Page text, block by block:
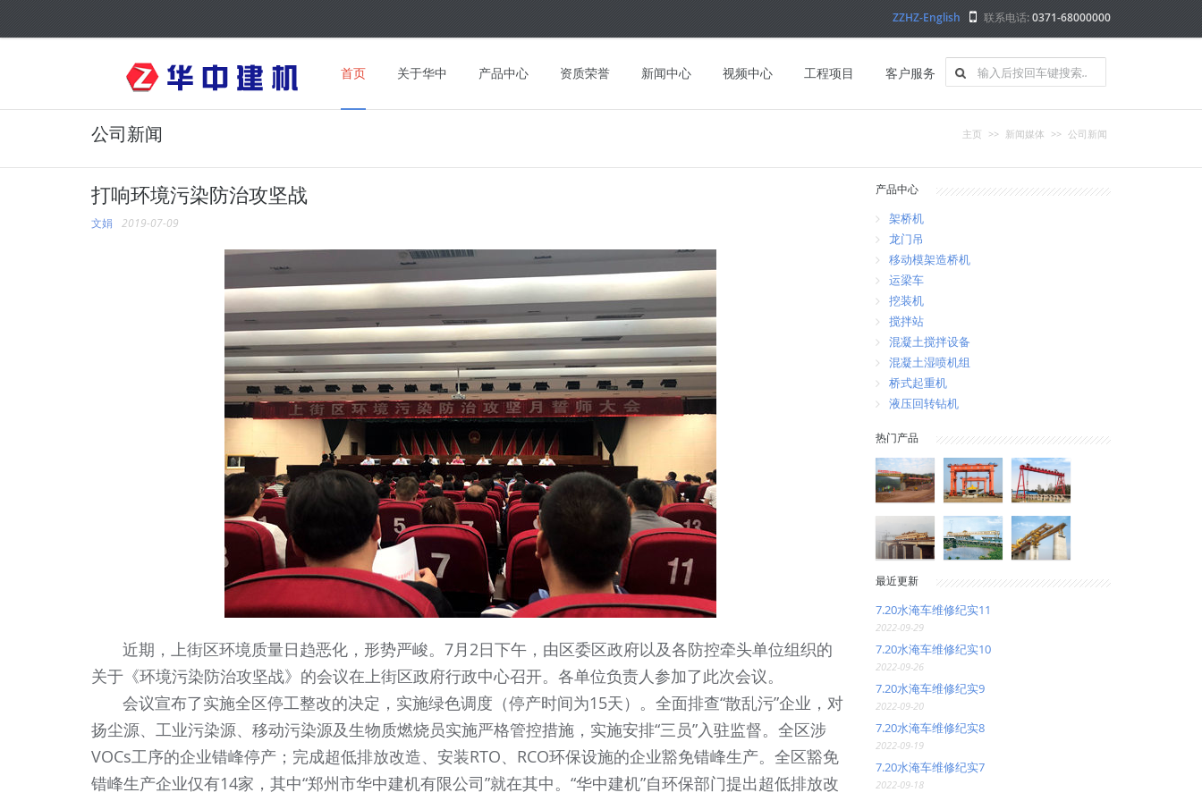
ZZHZ-English 联系电话:0371-68000000
首页 关于华中 产品中心 资质荣誉 新闻中心 视频中心 工程项目 客户服务
主页 >> 新闻媒体 >> 公司新闻
公司新闻
打响环境污染防治攻坚战
文娟 2019-07-09
近期，上街区环境质量日趋恶化，形势严峻。7月2日下午，由区委区政府以及各防控牵头单位组织的
关于《环境污染防治攻坚战》的会议在上街区政府行政中心召开。各单位负责人参加了此次会议。
会议宣布了实施全区停工整改的决定，实施绿色调度（停产时间为15天）。全面排查“散乱污”企业，对
扬尘源、工业污染源、移动污染源及生物质燃烧员实施严格管控措施，实施安排“三员”入驻监督。全区涉
VOCs工序的企业错峰停产；完成超低排放改造、安装RTO、RCO环保设施的企业豁免错峰生产。全区豁免
错峰生产企业仅有14家，其中“郑州市华中建机有限公司”就在其中。“华中建机”自环保部门提出超低排放改
产品中心
架桥机
龙门吊
移动模架造桥机
运梁车
挖装机
搅拌站
混凝土搅拌设备
混凝土湿喷机组
桥式起重机
液压回转钻机
热门产品
最近更新
7.20水淹车维修纪实11
2022-09-29
7.20水淹车维修纪实10
2022-09-26
7.20水淹车维修纪实9
2022-09-20
7.20水淹车维修纪实8
2022-09-19
7.20水淹车维修纪实7
2022-09-18